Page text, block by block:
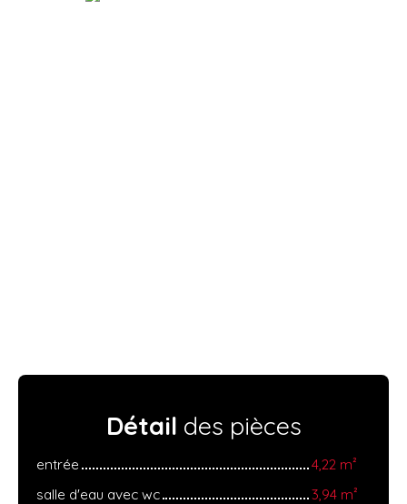
Détail des pièces
entrée
4,22 m²
salle d'eau avec wc
3,94 m²